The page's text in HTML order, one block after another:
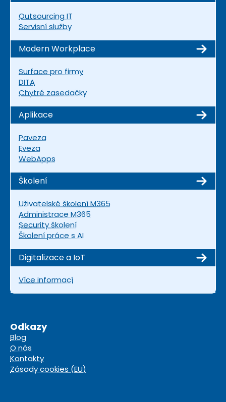
Outsourcing IT
Servisní služby
Modern Workplace
Surface pro firmy
DITA
Chytré zasedačky
Aplikace
Paveza
Eveza
WebApps
Školení
Uživatelské školení M365
Administrace M365
Security školení
Školení práce s AI
Digitalizace a IoT
Více informací
Odkazy
Blog
O nás
Kontakty
Zásady cookies (EU)